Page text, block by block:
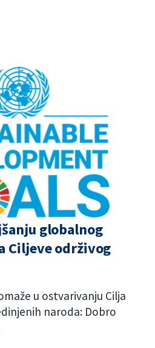
globalnog
Ciljeve održivog
u ostvarivanju Cilja
naroda: Dobro